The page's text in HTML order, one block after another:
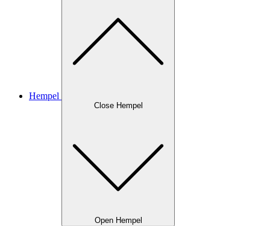
Hempel
Close Hempel
Open Hempel